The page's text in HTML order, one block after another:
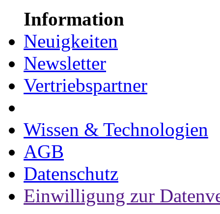
Information
Neuigkeiten
Newsletter
Vertriebspartner
Wissen & Technologien
AGB
Datenschutz
Einwilligung zur